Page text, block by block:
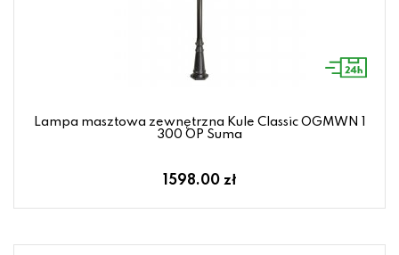
Lampa masztowa zewnętrzna Kule Classic OGMWN 1
300 OP Suma
1598.00 zł